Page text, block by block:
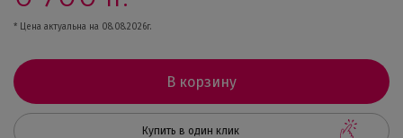
* Цена актуальна на 08.08.2026г.
В корзину
Купить в один клик